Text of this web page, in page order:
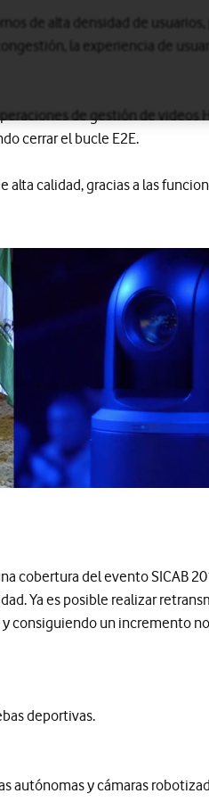
de alta densidad de usuarios,
la experiencia de
de gestión de videos
cerrar el bucle E2E.
calidad, gracias a las
cobertura del evento SICAB
Ya es posible realizar
consiguiendo un incremento
deportivas.
autónomas y cámaras